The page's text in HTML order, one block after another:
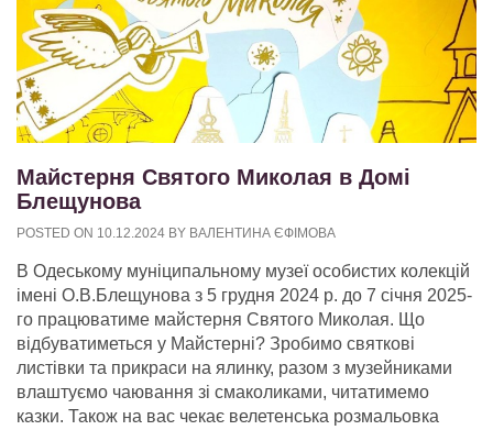
Майстерня Святого Миколая в Домі
Блещунова
POSTED ON 10.12.2024 BY ВАЛЕНТИНА ЄФІМОВА
В Одеському муніципальному музеї особистих колекцій
імені О.В.Блещунова з 5 грудня 2024 р. до 7 січня 2025-
го працюватиме майстерня Святого Миколая. Що
відбуватиметься у Майстерні? Зробимо святкові
листівки та прикраси на ялинку, разом з музейниками
влаштуємо чаювання зі смаколиками, читатимемо
казки. Також на вас чекає велетенська розмальовка